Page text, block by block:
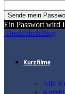
Ein Passwort wird
DenkfabrikBlog
Kurzfilme
Alle